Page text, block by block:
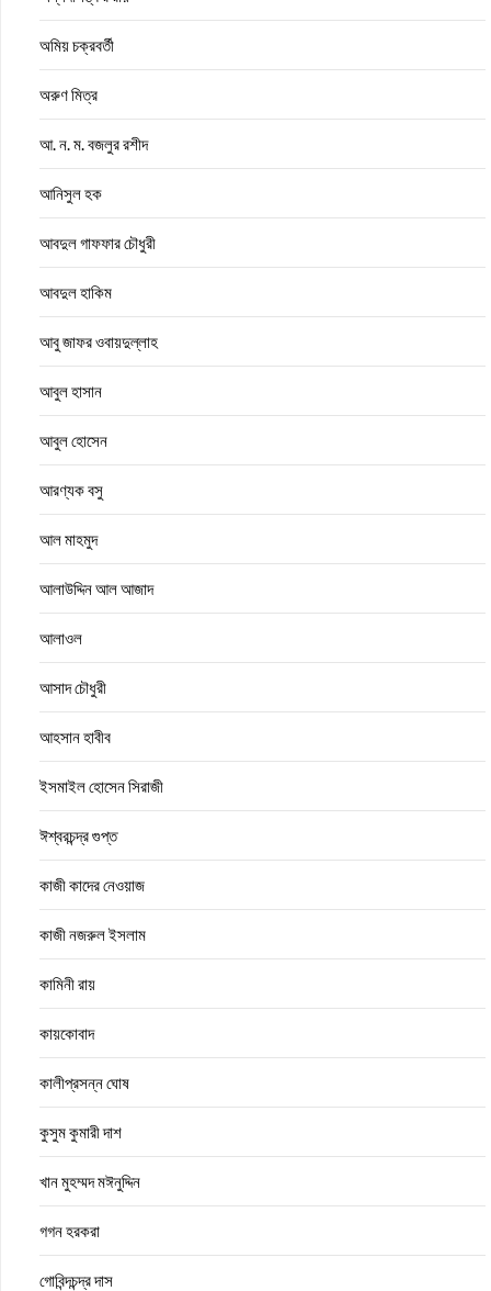
অমিয় চক্রবর্তী
অরুণ মিত্র
আ. ন. ম. বজলুর রশীদ
আনিসুল হক
আবদুল গাফফার চৌধুরী
আবদুল হাকিম
আবু জাফর ওবায়দুল্লাহ
আবুল হাসান
আবুল হোসেন
আরণ্যক বসু
আল মাহমুদ
আলাউদ্দিন আল আজাদ
আলাওল
আসাদ চৌধুরী
আহসান হাবীব
ইসমাইল হোসেন সিরাজী
ঈশ্বরচন্দ্র গুপ্ত
কাজী কাদের নেওয়াজ
কাজী নজরুল ইসলাম
কামিনী রায়
কায়কোবাদ
কালীপ্রসন্ন ঘোষ
কুসুম কুমারী দাশ
খান মুহম্মদ মঈনুদ্দিন
গগন হরকরা
গোবিন্দচন্দ্র দাস